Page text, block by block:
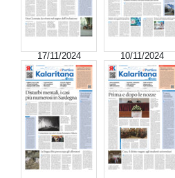
17/11/2024 10/11/2024